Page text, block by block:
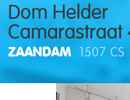
Dom Helder
Camarastraat
ZAANDAM 1507 CS